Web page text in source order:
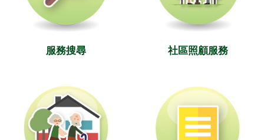
服務搜尋 社區照顧服務